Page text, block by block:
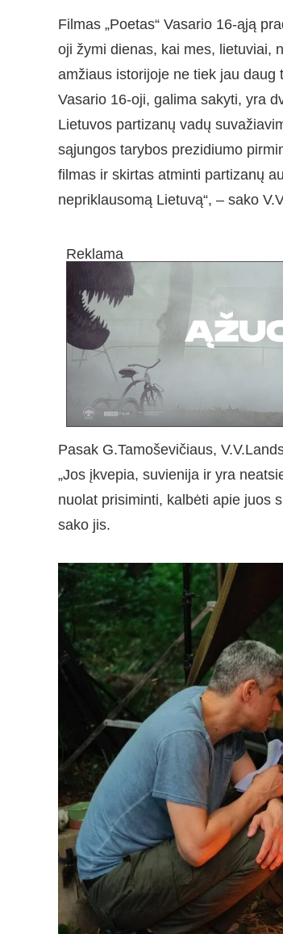
Filmas „Poetas“ Vasario 16-ąją
oji žymi dienas, kai mes, lietuviai,
amžiaus istorijoje ne tiek jau
Vasario 16-oji, galima sakyti, yra
Lietuvos partizanų vadų
sąjungos tarybos prezidiumo
filmas ir skirtas atminti partizanų
nepriklausomą Lietuvą“, – sako
Reklama
Pasak G.Tamoševičiaus,
„Jos įkvepia, suvienija ir yra
nuolat prisiminti, kalbėti apie juos
sako jis.